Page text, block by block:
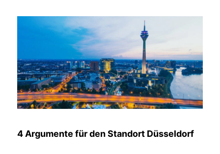
4 Argumente für den Standort Düsseldorf